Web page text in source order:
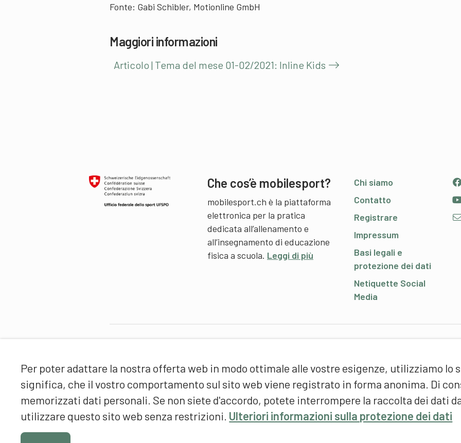
Per poter adattare la nostra offerta web in modo ottimale alle vostre esigenze, utilizziamo lo
significa, che il vostro comportamento sul sito web viene registrato in forma anonima. Di
memorizzati dati personali. Se non siete d'accordo, potete interrompere la raccolta dei dati
utilizzare questo sito web senza restrizioni. Ulteriori informazioni sulla protezione dei dati
Fonte: Gabi Schibler, Motionline GmbH
Maggiori informazioni
Articolo | Tema del mese 01-02/2021: Inline Kids
Che cos’è mobilesport?
mobilesport.ch è la piattaforma
elettronica per la pratica
dedicata all’allenamento e
all’insegnamento di educazione
fisica a scuola. Leggi di più
Chi siamo
Contatto
Registrare
Impressum
Basi legali e
protezione dei dati
Netiquette Social
Media